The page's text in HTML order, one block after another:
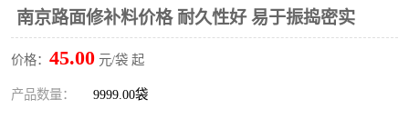
南京路面修补料价格 耐久性好 易于振捣密实
价格： 45.00 元/袋 起
产品数量： 9999.00袋
融雪剂